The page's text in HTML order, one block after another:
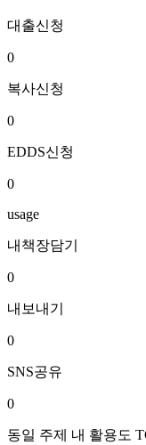
대출신청
0
복사신청
0
EDDS신청
0
usage
내책장담기
0
내보내기
0
SNS공유
0
동일 주제 내 활용도